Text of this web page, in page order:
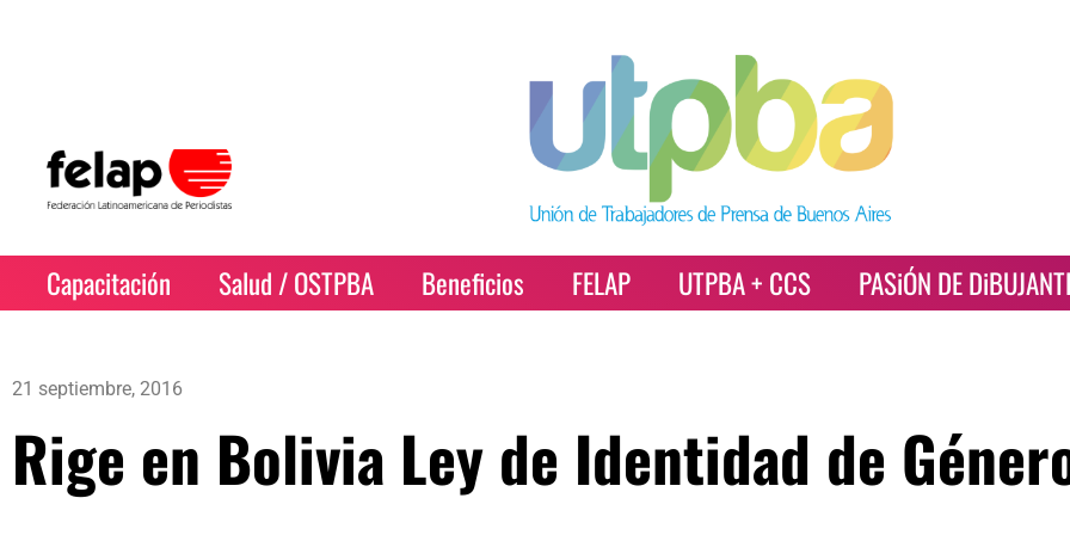
Capacitación Salud / OSTPBA Beneficios FELAP UTPBA + CCS PASiÓN DE
21 septiembre, 2016
Rige en Bolivia Ley de Identidad de